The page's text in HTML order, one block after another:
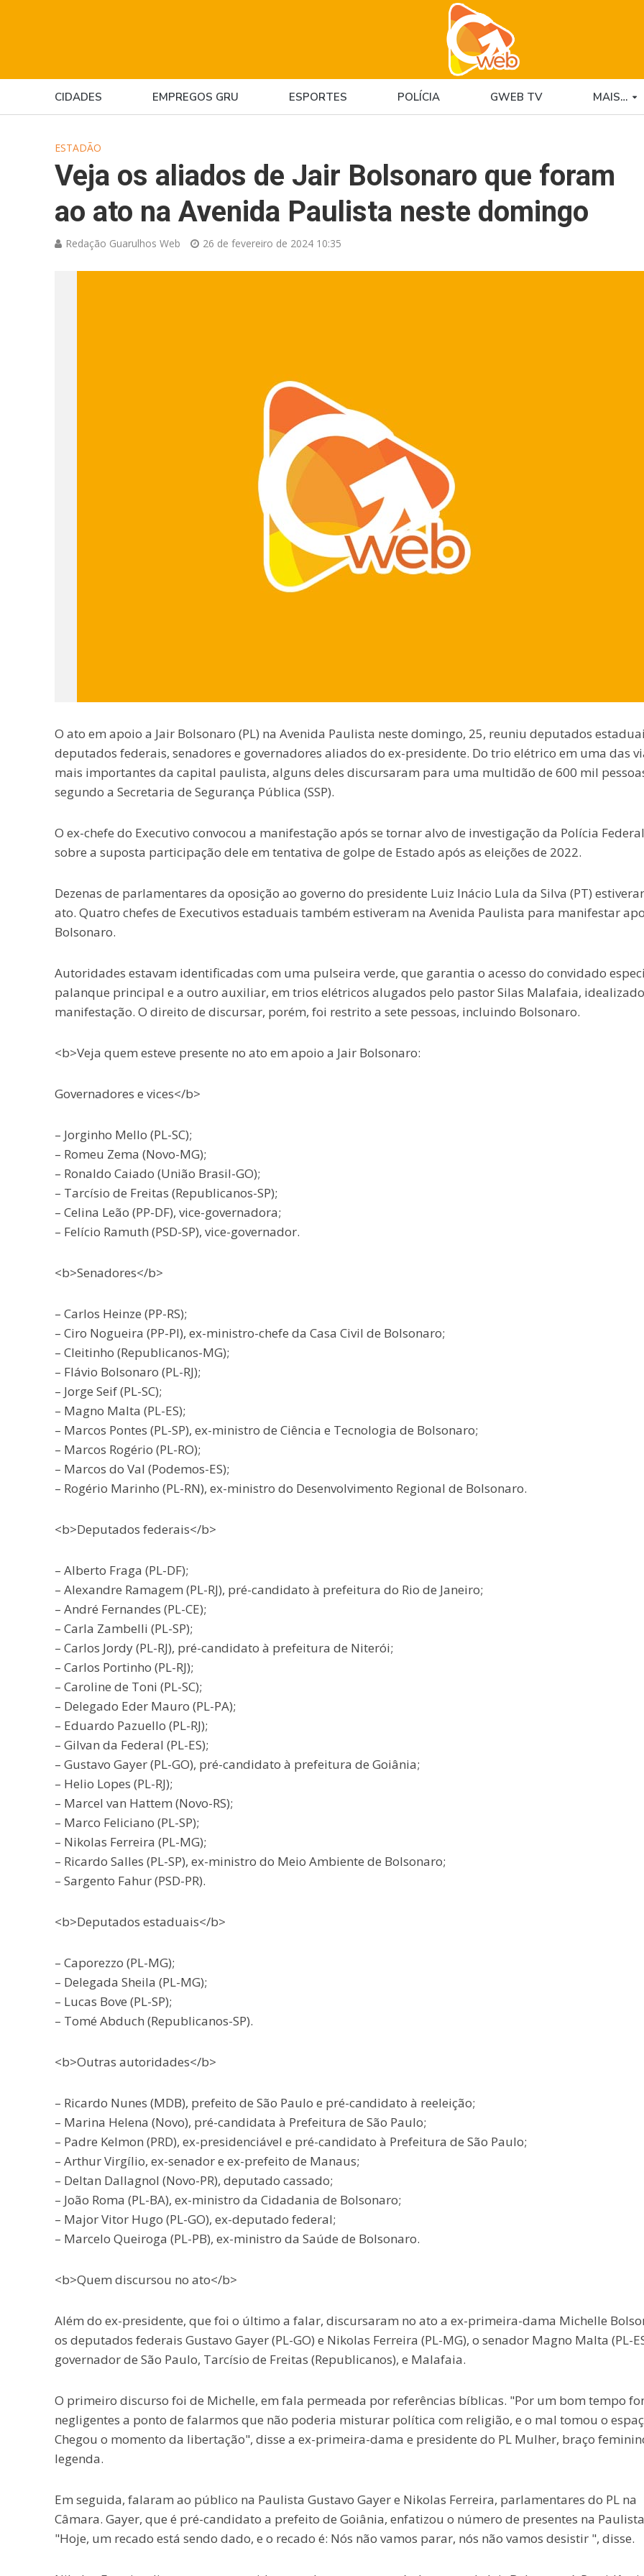
CIDADES EMPREGOS GRU ESPORTES POLÍCIA GWEB TV MAIS…
ESTADÃO
Veja os aliados de Jair Bolsonaro que foram
ao ato na Avenida Paulista neste domingo
Redação Guarulhos Web 26 de fevereiro de 2024 10:35
O ato em apoio a Jair Bolsonaro (PL) na Avenida Paulista neste domingo, 25, reuniu deputados
deputados federais, senadores e governadores aliados do ex-presidente. Do trio elétrico em uma das
mais importantes da capital paulista, alguns deles discursaram para uma multidão de 600 mil
segundo a Secretaria de Segurança Pública (SSP).
O ex-chefe do Executivo convocou a manifestação após se tornar alvo de investigação da Polícia Federal
sobre a suposta participação dele em tentativa de golpe de Estado após as eleições de 2022.
Dezenas de parlamentares da oposição ao governo do presidente Luiz Inácio Lula da Silva (PT)
ato. Quatro chefes de Executivos estaduais também estiveram na Avenida Paulista para manifestar
Bolsonaro.
Autoridades estavam identificadas com uma pulseira verde, que garantia o acesso do convidado
palanque principal e a outro auxiliar, em trios elétricos alugados pelo pastor Silas Malafaia,
manifestação. O direito de discursar, porém, foi restrito a sete pessoas, incluindo Bolsonaro.
<b>Veja quem esteve presente no ato em apoio a Jair Bolsonaro:
Governadores e vices</b>
– Jorginho Mello (PL-SC);
– Romeu Zema (Novo-MG);
– Ronaldo Caiado (União Brasil-GO);
– Tarcísio de Freitas (Republicanos-SP);
– Celina Leão (PP-DF), vice-governadora;
– Felício Ramuth (PSD-SP), vice-governador.
<b>Senadores</b>
– Carlos Heinze (PP-RS);
– Ciro Nogueira (PP-PI), ex-ministro-chefe da Casa Civil de Bolsonaro;
– Cleitinho (Republicanos-MG);
– Flávio Bolsonaro (PL-RJ);
– Jorge Seif (PL-SC);
– Magno Malta (PL-ES);
– Marcos Pontes (PL-SP), ex-ministro de Ciência e Tecnologia de Bolsonaro;
– Marcos Rogério (PL-RO);
– Marcos do Val (Podemos-ES);
– Rogério Marinho (PL-RN), ex-ministro do Desenvolvimento Regional de Bolsonaro.
<b>Deputados federais</b>
– Alberto Fraga (PL-DF);
– Alexandre Ramagem (PL-RJ), pré-candidato à prefeitura do Rio de Janeiro;
– André Fernandes (PL-CE);
– Carla Zambelli (PL-SP);
– Carlos Jordy (PL-RJ), pré-candidato à prefeitura de Niterói;
– Carlos Portinho (PL-RJ);
– Caroline de Toni (PL-SC);
– Delegado Eder Mauro (PL-PA);
– Eduardo Pazuello (PL-RJ);
– Gilvan da Federal (PL-ES);
– Gustavo Gayer (PL-GO), pré-candidato à prefeitura de Goiânia;
– Helio Lopes (PL-RJ);
– Marcel van Hattem (Novo-RS);
– Marco Feliciano (PL-SP);
– Nikolas Ferreira (PL-MG);
– Ricardo Salles (PL-SP), ex-ministro do Meio Ambiente de Bolsonaro;
– Sargento Fahur (PSD-PR).
<b>Deputados estaduais</b>
– Caporezzo (PL-MG);
– Delegada Sheila (PL-MG);
– Lucas Bove (PL-SP);
– Tomé Abduch (Republicanos-SP).
<b>Outras autoridades</b>
– Ricardo Nunes (MDB), prefeito de São Paulo e pré-candidato à reeleição;
– Marina Helena (Novo), pré-candidata à Prefeitura de São Paulo;
– Padre Kelmon (PRD), ex-presidenciável e pré-candidato à Prefeitura de São Paulo;
– Arthur Virgílio, ex-senador e ex-prefeito de Manaus;
– Deltan Dallagnol (Novo-PR), deputado cassado;
– João Roma (PL-BA), ex-ministro da Cidadania de Bolsonaro;
– Major Vitor Hugo (PL-GO), ex-deputado federal;
– Marcelo Queiroga (PL-PB), ex-ministro da Saúde de Bolsonaro.
<b>Quem discursou no ato</b>
Além do ex-presidente, que foi o último a falar, discursaram no ato a ex-primeira-dama Michelle
os deputados federais Gustavo Gayer (PL-GO) e Nikolas Ferreira (PL-MG), o senador Magno Malta (PL-
governador de São Paulo, Tarcísio de Freitas (Republicanos), e Malafaia.
O primeiro discurso foi de Michelle, em fala permeada por referências bíblicas. "Por um bom tempo
negligentes a ponto de falarmos que não poderia misturar política com religião, e o mal tomou o
Chegou o momento da libertação", disse a ex-primeira-dama e presidente do PL Mulher, braço
legenda.
Em seguida, falaram ao público na Paulista Gustavo Gayer e Nikolas Ferreira, parlamentares do PL na
Câmara. Gayer, que é pré-candidato a prefeito de Goiânia, enfatizou o número de presentes na
"Hoje, um recado está sendo dado, e o recado é: Nós não vamos parar, nós não vamos desistir ", disse.